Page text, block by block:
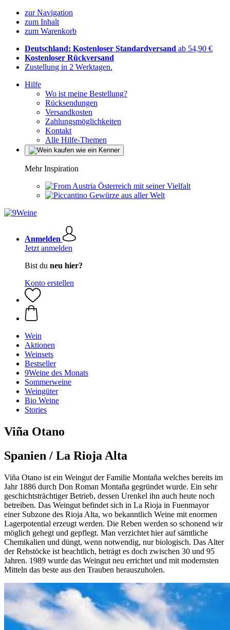
zur Navigation
zum Inhalt
zum Warenkorb
Deutschland: Kostenloser Standardversand ab 54,90 €
Kostenloser Rückversand
Zustellung in 2 Werktagen.
Hilfe
Wo ist meine Bestellung?
Rücksendungen
Versandkosten
Zahlungsmöglichkeiten
Kontakt
Alle Hilfe-Themen
Mehr Inspiration
Österreich mit seiner Vielfalt
Gewürze aus aller Welt
Anmelden
Jetzt anmelden
Bist du neu hier?
Konto erstellen
Wein
Aktionen
Weinsets
Bestseller
9Weine des Monats
Sommerweine
Weingüter
Bio Weine
Stories
Viña Otano
Spanien / La Rioja Alta
Viña Otano ist ein Weingut der Familie Montaña welches bereits im
Jahr 1886 durch Don Roman Montaña gegründet wurde. Ein sehr
geschichtsträchtiger Betrieb, dessen Urenkel ihn auch heute noch
betreiben. Das Weingut befindet sich in La Rioja in Fuenmayor
einer Subzone des Rioja Alta, wo bekanntlich Weine mit enormen
Lagerpotential erzeugt werden. Die Reben werden so schonend wir
möglich gehegt und gepflegt. Man verzichtet hier auf sämtliche
Chemikalien und düngt, wenn notwendig, nur biologisch. Das Alter
der Rebstöcke ist beachtlich, beträgt es doch zwischen 30 und 95
Jahren. 1989 wurde das Weingut neu errichtet und mit modernsten
Mitteln das beste aus den Trauben herauszuholen.